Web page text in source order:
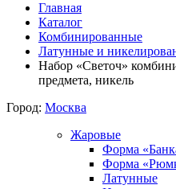
Главная
Каталог
Комбинированные
Латунные и
Набор «Светоч»
предмета, никель
Город: Москва
Жаровые
Форма
Форма
Латунные